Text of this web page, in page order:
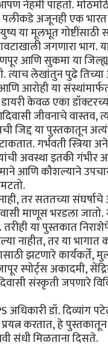
नेहमी पाहतो.
पलीकडे अजूनही एक
या मूलभूत गोष्टींसाठी
जगणारा भाग.
आणि सुकमा या
त्याच लेखांतुन पुढे
आणि आरोही या
डायरी केवळ एका
जीवनाचे वास्तव,
जिद्द या पुस्तकातून
गर्भवती
अवस्था इतकी
आणि कौशल्याने
नाही, तर सततच्या
माणूस भरडला
तरीही या पुस्तकात
नाहीत, तर या
झटणारे
स्पोर्ट्स अकादमी,
संस्कृती जपणारे
अधिकारी डॉ.
करतात, हे
संधी मिळताना दिसते.